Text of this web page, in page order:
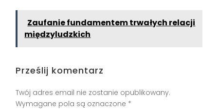
Zaufanie fundamentem trwałych relacji
międzyludzkich
Prześlij komentarz
Twój adres email nie zostanie opublikowany.
Wymagane pola są oznaczone *